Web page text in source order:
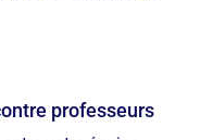
professeurs